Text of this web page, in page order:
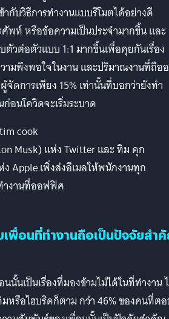
ากับวิธีการทำงานแบบรีโมตได้อย่างดี
พท์ หรือข้อความเป็นประจำมากขึ้น และ
ตัวต่อตัวแบบ 1:1 มากขึ้นเพื่อคุยกันเรื่อง
ามพึงพอใจในงาน และปริมาณงานที่ถือ
ดการเพียง 15% เท่านั้นที่บอกว่ายังทำ
อนโควิดจะเริ่มระบาด
Musk) แห่ง Twitter และ ทิม คุก
ง Apple เพิ่งส่งอีเมลให้พนักงานทุก
ำงานที่ออฟฟิศ
พื่อนที่ทำงานถือเป็นปัจจัยสำ
นั้นเป็นเรื่องที่มองข้ามไม่ได้ในที่ทำงาน
มหรือไฮบริดก็ตาม กว่า 46% ของคนที่ต